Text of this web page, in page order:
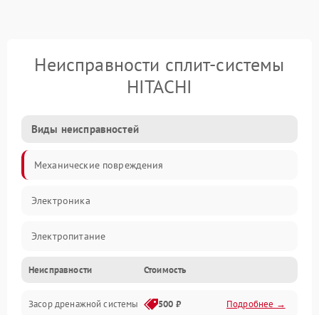
Неисправности сплит-системы
HITACHI
Виды неисправностей
Механические повреждения
Электроника
Электропитание
Вентиляция
Холод
Неисправности Стоимость
Засор дренажной системы 500 ₽ Подробнее →